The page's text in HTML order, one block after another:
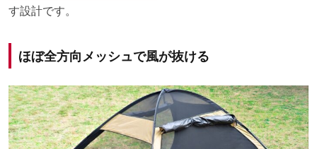
す設計です。
ほぼ全方向メッシュで風が抜ける